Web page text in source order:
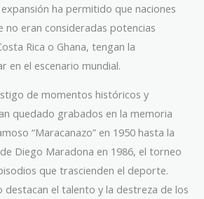
ha permitido que naciones
no eran consideradas potencias
Rica o Ghana, tengan la
en el escenario mundial.
de momentos históricos y
quedado grabados en la memoria
“Maracanazo” en 1950 hasta la
Diego Maradona en 1986, el torneo
que trascienden el deporte.
destacan el talento y la destreza de los